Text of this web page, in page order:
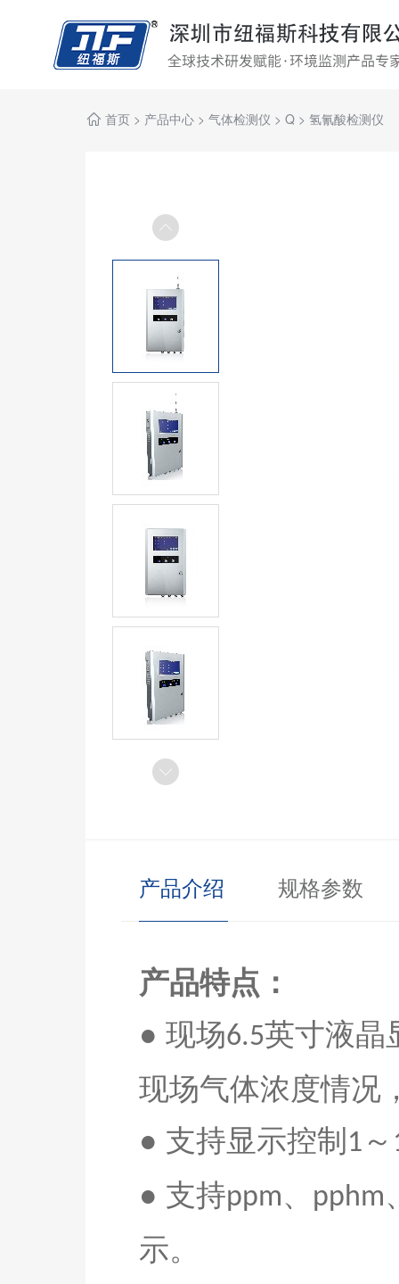
首页 > 产品中心 > 气体检测仪 > Q > 氢氰酸检测仪
产品介绍 规格参数
产品特点：
● 现场6.5英寸液晶
现场气体浓度情况
● 支持显示控制 1 ～
● 支持ppm、 pphm
示。